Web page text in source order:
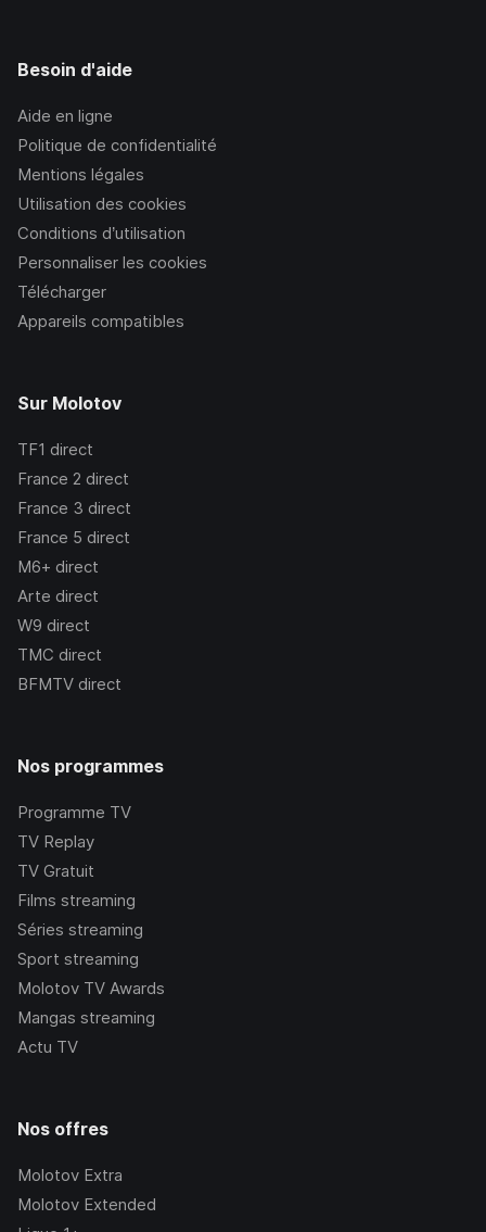
Besoin d'aide
Aide en ligne
Politique de confidentialité
Mentions légales
Utilisation des cookies
Conditions d’utilisation
Personnaliser les cookies
Télécharger
Appareils compatibles
Sur Molotov
TF1 direct
France 2 direct
France 3 direct
France 5 direct
M6+ direct
Arte direct
W9 direct
TMC direct
BFMTV direct
Nos programmes
Programme TV
TV Replay
TV Gratuit
Films streaming
Séries streaming
Sport streaming
Molotov TV Awards
Mangas streaming
Actu TV
Nos offres
Molotov Extra
Molotov Extended